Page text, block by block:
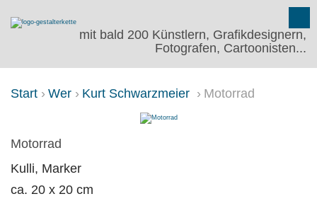
mit bald 200 Künstlern, Grafikdesignern,
Fotografen, Cartoonisten...
Start Wer Kurt Schwarzmeier Motorrad
Motorrad
Kulli, Marker
ca. 20 x 20 cm